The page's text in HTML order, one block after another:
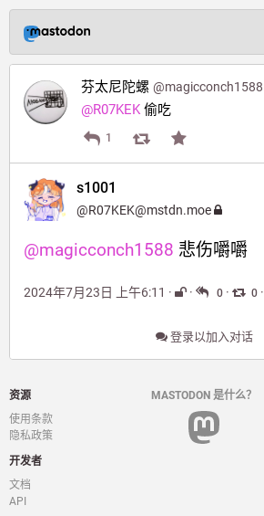
芬太尼陀螺 @magicconch1588@moresci.sale
@R07KEK 偷吃
1
s1001
@R07KEK@mstdn.moe
@magicconch1588 悲伤嚼嚼
2024年7月23日 上午6:11 · · 0 · 0 ·
登录以加入对话
资源
使用条款
隐私政策
开发者
文档
API
MASTODON 是什么？